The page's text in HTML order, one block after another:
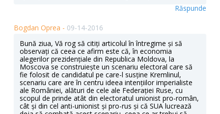
Răspunde
Bogdan Oprea - 09-14-2016
Bună ziua, Vă rog să citiți articolul în întregime și să
observați că ceea ce afirm este că, în economia
alegerilor prezidențiale din Republica Moldova, la
Moscova se construiește un scenariu electoral care să
fie folosit de candidatul pe care-l susține Kremlinul,
scenariu care are în centru ideea intențiilor imperialiste
ale României, alături de cele ale Federației Ruse, cu
scopul de prinde atât din electoratul unionist pro-român,
cât și din cel anti-unionist și pro-rus și că SUA lucrează